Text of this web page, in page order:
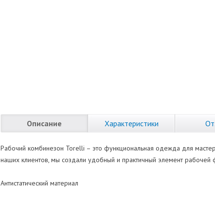
Описание Характеристики
Рабочий комбинезон Torelli – это функциональная одежда для
наших клиентов, мы создали удобный и практичный элемент рабочей
Антистатический материал